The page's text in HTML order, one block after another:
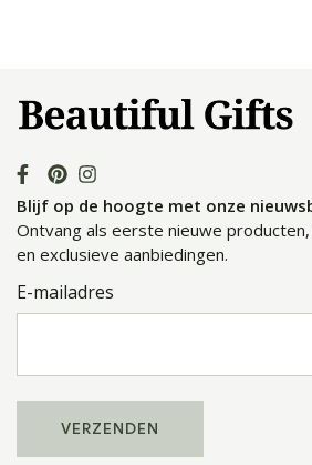
Blijf op de hoogte met onze
Ontvang als eerste nieuwe
en exclusieve aanbiedingen.
E-mailadres